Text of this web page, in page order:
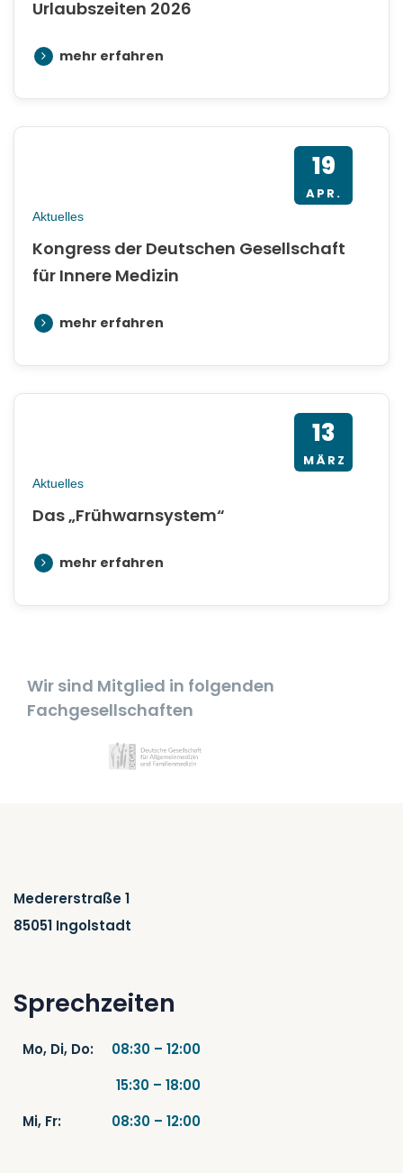
Urlaubszeiten 2026
mehr erfahren
19
APR.
Aktuelles
Kongress der Deutschen Gesellschaft
für Innere Medizin
mehr erfahren
13
MÄRZ
Aktuelles
Das „Frühwarnsystem“
mehr erfahren
Wir sind Mitglied in folgenden
Fachgesellschaften
Medererstraße 1
85051 Ingolstadt
Sprechzeiten
Mo, Di, Do:
08:30 – 12:00
15:30 – 18:00
Mi, Fr:
08:30 – 12:00